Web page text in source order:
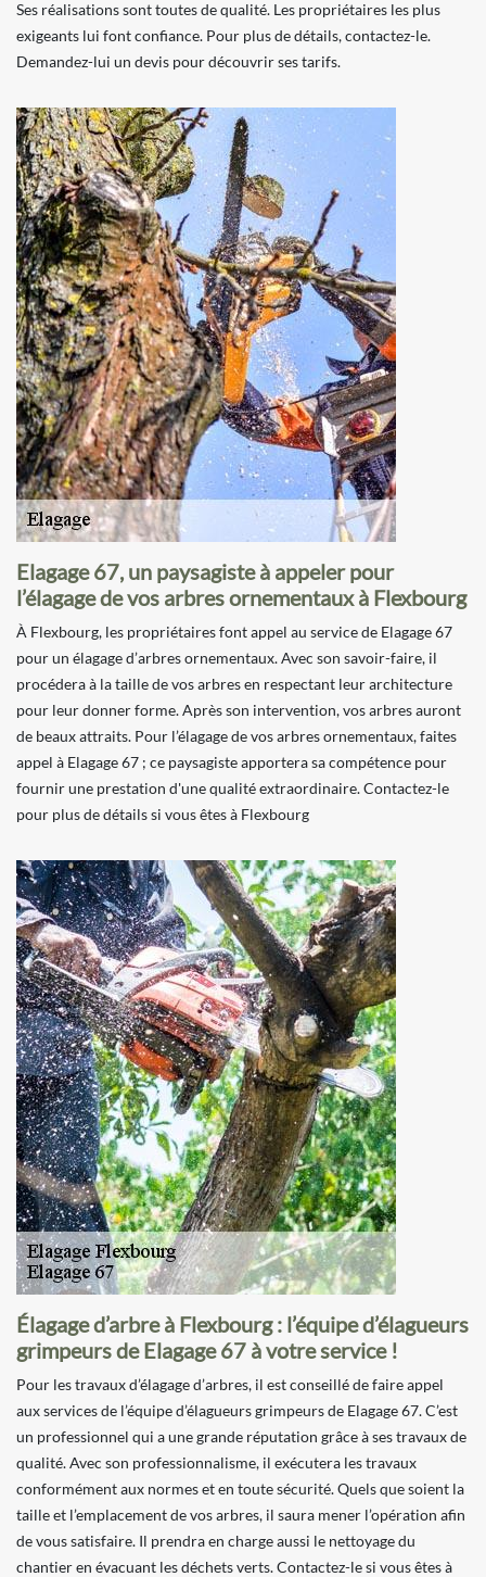
Ses réalisations sont toutes de qualité. Les propriétaires les plus
exigeants lui font confiance. Pour plus de détails, contactez-le.
Demandez-lui un devis pour découvrir ses tarifs.
Elagage 67, un paysagiste à appeler pour
l’élagage de vos arbres ornementaux à Flexbourg
À Flexbourg, les propriétaires font appel au service de Elagage 67
pour un élagage d’arbres ornementaux. Avec son savoir-faire, il
procédera à la taille de vos arbres en respectant leur architecture
pour leur donner forme. Après son intervention, vos arbres auront
de beaux attraits. Pour l’élagage de vos arbres ornementaux, faites
appel à Elagage 67 ; ce paysagiste apportera sa compétence pour
fournir une prestation d'une qualité extraordinaire. Contactez-le
pour plus de détails si vous êtes à Flexbourg
Élagage d’arbre à Flexbourg : l’équipe d’élagueurs
grimpeurs de Elagage 67 à votre service !
Pour les travaux d’élagage d’arbres, il est conseillé de faire appel
aux services de l’équipe d’élagueurs grimpeurs de Elagage 67. C’est
un professionnel qui a une grande réputation grâce à ses travaux de
qualité. Avec son professionnalisme, il exécutera les travaux
conformément aux normes et en toute sécurité. Quels que soient la
taille et l’emplacement de vos arbres, il saura mener l’opération afin
de vous satisfaire. Il prendra en charge aussi le nettoyage du
chantier en évacuant les déchets verts. Contactez-le si vous êtes à